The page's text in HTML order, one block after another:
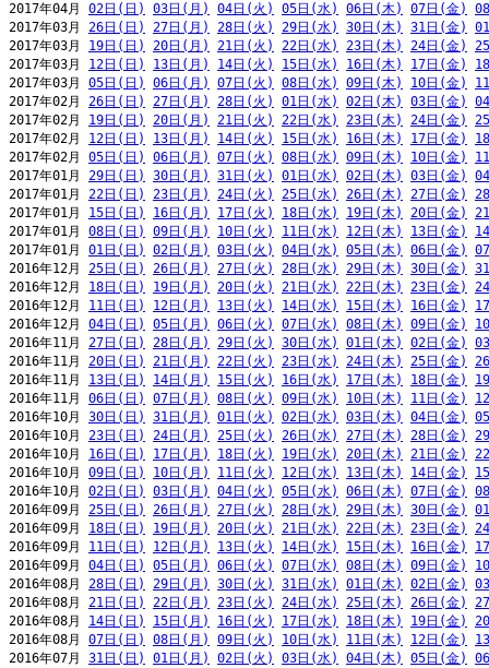
2017年04月 02日(日) 03日(月) 04日(火) 05日(水) 06日(木) 07日(金)
2017年03月 26日(日) 27日(月) 28日(火) 29日(水) 30日(木) 31日(金)
2017年03月 19日(日) 20日(月) 21日(火) 22日(水) 23日(木) 24日(金)
2017年03月 12日(日) 13日(月) 14日(火) 15日(水) 16日(木) 17日(金)
2017年03月 05日(日) 06日(月) 07日(火) 08日(水) 09日(木) 10日(金)
2017年02月 26日(日) 27日(月) 28日(火) 01日(水) 02日(木) 03日(金)
2017年02月 19日(日) 20日(月) 21日(火) 22日(水) 23日(木) 24日(金)
2017年02月 12日(日) 13日(月) 14日(火) 15日(水) 16日(木) 17日(金)
2017年02月 05日(日) 06日(月) 07日(火) 08日(水) 09日(木) 10日(金)
2017年01月 29日(日) 30日(月) 31日(火) 01日(水) 02日(木) 03日(金)
2017年01月 22日(日) 23日(月) 24日(火) 25日(水) 26日(木) 27日(金)
2017年01月 15日(日) 16日(月) 17日(火) 18日(水) 19日(木) 20日(金)
2017年01月 08日(日) 09日(月) 10日(火) 11日(水) 12日(木) 13日(金)
2017年01月 01日(日) 02日(月) 03日(火) 04日(水) 05日(木) 06日(金)
2016年12月 25日(日) 26日(月) 27日(火) 28日(水) 29日(木) 30日(金)
2016年12月 18日(日) 19日(月) 20日(火) 21日(水) 22日(木) 23日(金)
2016年12月 11日(日) 12日(月) 13日(火) 14日(水) 15日(木) 16日(金)
2016年12月 04日(日) 05日(月) 06日(火) 07日(水) 08日(木) 09日(金)
2016年11月 27日(日) 28日(月) 29日(火) 30日(水) 01日(木) 02日(金)
2016年11月 20日(日) 21日(月) 22日(火) 23日(水) 24日(木) 25日(金)
2016年11月 13日(日) 14日(月) 15日(火) 16日(水) 17日(木) 18日(金)
2016年11月 06日(日) 07日(月) 08日(火) 09日(水) 10日(木) 11日(金)
2016年10月 30日(日) 31日(月) 01日(火) 02日(水) 03日(木) 04日(金)
2016年10月 23日(日) 24日(月) 25日(火) 26日(水) 27日(木) 28日(金)
2016年10月 16日(日) 17日(月) 18日(火) 19日(水) 20日(木) 21日(金)
2016年10月 09日(日) 10日(月) 11日(火) 12日(水) 13日(木) 14日(金)
2016年10月 02日(日) 03日(月) 04日(火) 05日(水) 06日(木) 07日(金)
2016年09月 25日(日) 26日(月) 27日(火) 28日(水) 29日(木) 30日(金)
2016年09月 18日(日) 19日(月) 20日(火) 21日(水) 22日(木) 23日(金)
2016年09月 11日(日) 12日(月) 13日(火) 14日(水) 15日(木) 16日(金)
2016年09月 04日(日) 05日(月) 06日(火) 07日(水) 08日(木) 09日(金)
2016年08月 28日(日) 29日(月) 30日(火) 31日(水) 01日(木) 02日(金)
2016年08月 21日(日) 22日(月) 23日(火) 24日(水) 25日(木) 26日(金)
2016年08月 14日(日) 15日(月) 16日(火) 17日(水) 18日(木) 19日(金)
2016年08月 07日(日) 08日(月) 09日(火) 10日(水) 11日(木) 12日(金)
2016年07月 31日(日) 01日(月) 02日(火) 03日(水) 04日(木) 05日(金)